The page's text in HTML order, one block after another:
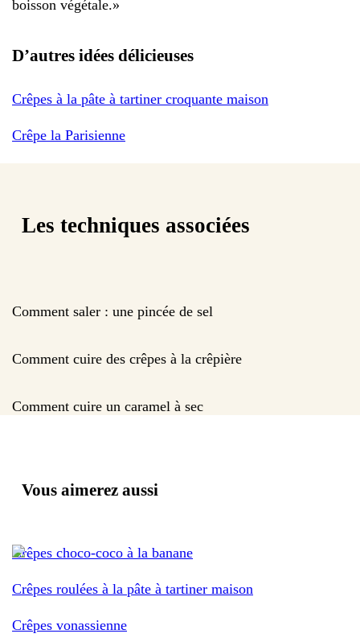
boisson végétale.»
D’autres idées délicieuses
Crêpes à la pâte à tartiner croquante maison
Crêpe la Parisienne
Les techniques associées
Comment saler : une pincée de sel
Comment cuire des crêpes à la crêpière
Comment cuire un caramel à sec
Vous aimerez aussi
Crêpes choco-coco à la banane
Crêpes roulées à la pâte à tartiner maison
Crêpes vonassienne